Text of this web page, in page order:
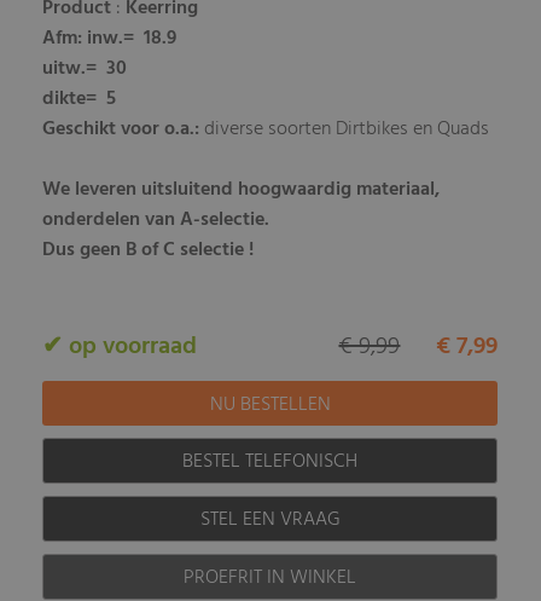
Product: Keerring
Afm: inw.= 18.9
uitw.= 30
dikte= 5
Geschikt voor o.a.: diverse soorten Dirtbikes en Quads
We leveren uitsluitend hoogwaardig materiaal,
onderdelen van A-selectie.
Dus geen B of C selectie !
✔ op voorraad € 7,99
€ 9,99
BESTEL TELEFONISCH
STEL EEN VRAAG
PROEFRIT IN WINKEL